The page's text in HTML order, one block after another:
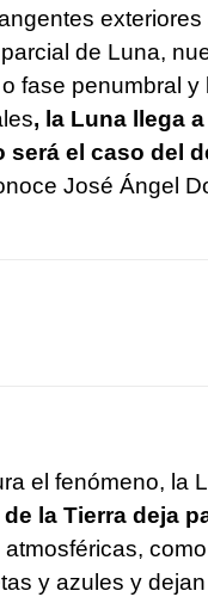
de Luna,
fase penumbral
, la Luna llega
será el caso del
José Ángel
el fenómeno, la
la Tierra deja
y azules y